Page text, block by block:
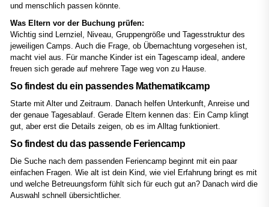
und menschlich passen könnte.
Was Eltern vor der Buchung prüfen:
Wichtig sind Lernziel, Niveau, Gruppengröße und Tagesstruktur des
jeweiligen Camps. Auch die Frage, ob Übernachtung vorgesehen ist,
macht viel aus. Für manche Kinder ist ein Tagescamp ideal, andere
freuen sich gerade auf mehrere Tage weg von zu Hause.
So findest du ein passendes Mathematikcamp
Starte mit Alter und Zeitraum. Danach helfen Unterkunft, Anreise und
der genaue Tagesablauf. Gerade Eltern kennen das: Ein Camp klingt
gut, aber erst die Details zeigen, ob es im Alltag funktioniert.
So findest du das passende Feriencamp
Die Suche nach dem passenden Feriencamp beginnt mit ein paar
einfachen Fragen. Wie alt ist dein Kind, wie viel Erfahrung bringt es mit
und welche Betreuungsform fühlt sich für euch gut an? Danach wird die
Auswahl schnell übersichtlicher.